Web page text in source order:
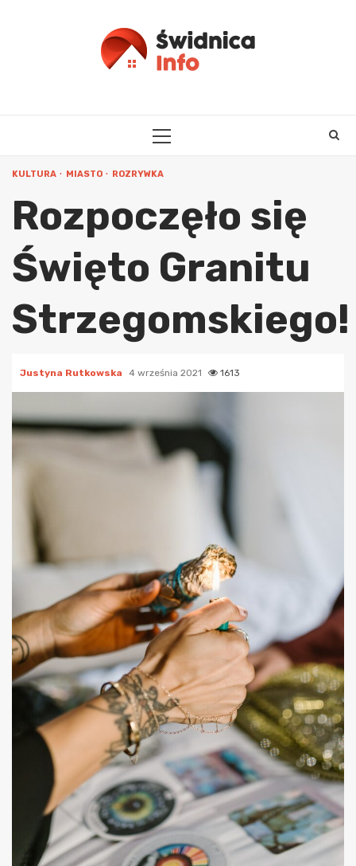
PRIMARY
KULTURA MIASTO ROZRYWKA
Rozpoczęło się
Święto Granitu
Strzegomskiego!
Justyna Rutkowska 4 września 2021 1613